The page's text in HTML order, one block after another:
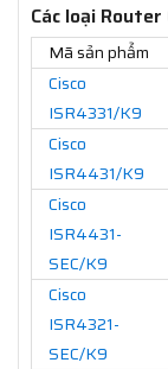
Các loại Router
Mã sản phẩm
Cisco
ISR4331/K9
Cisco
ISR4431/K9
Cisco
ISR4431-
SEC/K9
Cisco
ISR4321-
SEC/K9